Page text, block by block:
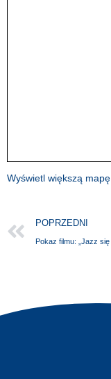
Wyświetl większą mapę
POPRZEDNI